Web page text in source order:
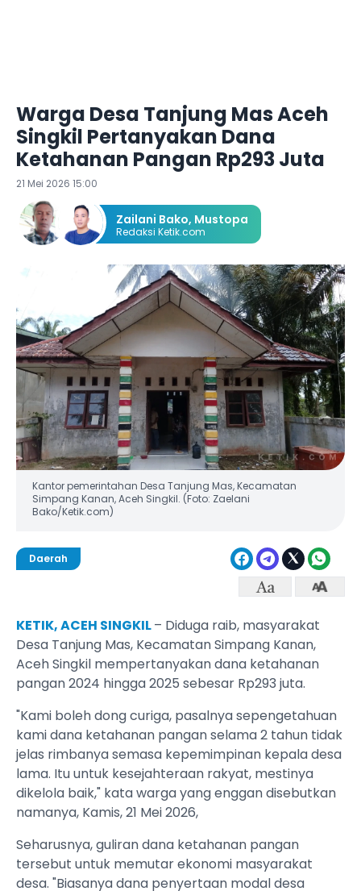
Warga Desa Tanjung Mas Aceh
Singkil Pertanyakan Dana
Ketahanan Pangan Rp293 Juta
21 Mei 2026 15:00
Zailani Bako, Mustopa
Redaksi Ketik.com
Kantor pemerintahan Desa Tanjung Mas, Kecamatan
Simpang Kanan, Aceh Singkil. (Foto: Zaelani
Bako/Ketik.com)
Daerah
KETIK, ACEH SINGKIL– Diduga raib, masyarakat
Desa Tanjung Mas, Kecamatan Simpang Kanan,
Aceh Singkil mempertanyakan dana ketahanan
pangan 2024 hingga 2025 sebesar Rp293 juta.
"Kami boleh dong curiga, pasalnya sepengetahuan
kami dana ketahanan pangan selama 2 tahun tidak
jelas rimbanya semasa kepemimpinan kepala desa
lama. Itu untuk kesejahteraan rakyat, mestinya
dikelola baik," kata warga yang enggan disebutkan
namanya, Kamis, 21 Mei 2026,
Seharusnya, guliran dana ketahanan pangan
tersebut untuk memutar ekonomi masyarakat
desa. "Biasanya dana penyertaan modal desa